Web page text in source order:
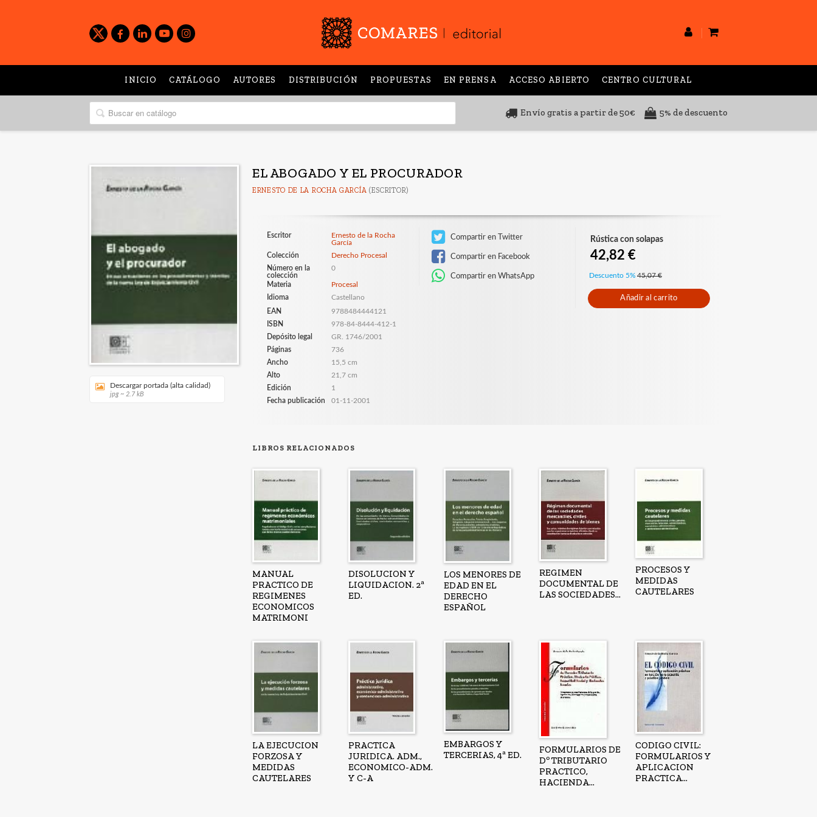
INICIO CATÁLOGO AUTORES DISTRIBUCIÓN PROPUESTAS EN PRENSA ACCESO ABIERTO CENTRO CULTURAL
Envío gratis a partir de 50€ 5% de descuento
Descargar portada (alta calidad)
jpg ~ 2.7 kB
EL ABOGADO Y EL PROCURADOR
ERNESTO DE LA ROCHA GARCÍA (ESCRITOR)
Escritor
Ernesto de la Rocha
García
Colección
Derecho Procesal
Número en la
colección
0
Materia
Procesal
Idioma
Castellano
EAN
9788484444121
ISBN
978-84-8444-412-1
Depósito legal
GR. 1746/2001
Páginas
736
Ancho
15,5 cm
Alto
21,7 cm
Edición
1
Fecha publicación
01-11-2001
Compartir en Twitter
Compartir en Facebook
Compartir en WhatsApp
Rústica con solapas
42,82 €
Descuento 5% 45,07 €
Añadir al carrito
LIBROS RELACIONADOS
MANUAL
PRACTICO DE
REGIMENES
ECONOMICOS
MATRIMONI
DISOLUCION Y
LIQUIDACION. 2ª
ED.
LOS MENORES DE
EDAD EN EL
DERECHO
ESPAÑOL
REGIMEN
DOCUMENTAL DE
LAS SOCIEDADES...
PROCESOS Y
MEDIDAS
CAUTELARES
LA EJECUCION
FORZOSA Y
MEDIDAS
CAUTELARES
PRACTICA
JURIDICA. ADM.,
ECONOMICO-ADM.
Y C-A
EMBARGOS Y
TERCERIAS, 4ª ED.
FORMULARIOS DE
Dº TRIBUTARIO
PRACTICO,
HACIENDA...
CODIGO CIVIL:
FORMULARIOS Y
APLICACION
PRACTICA...